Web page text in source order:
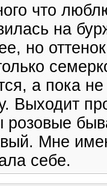
что
на
но
а пока
Выходит
Мне
себе.